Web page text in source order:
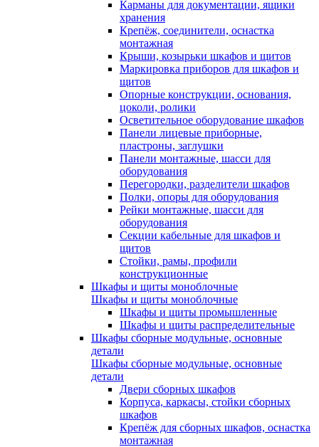
Карманы для документации, ящики
хранения
Крепёж, соединители, оснастка
монтажная
Крыши, козырьки шкафов и щитов
Маркировка приборов для шкафов и
щитов
Опорные конструкции, основания,
цоколи, ролики
Осветительное оборудование шкафов
Панели лицевые приборные,
пластроны, заглушки
Панели монтажные, шасси для
оборудования
Перегородки, разделители шкафов
Полки, опоры для оборудования
Рейки монтажные, шасси для
оборудования
Секции кабельные для шкафов и
щитов
Стойки, рамы, профили
конструкционные
Шкафы и щиты моноблочные
Шкафы и щиты моноблочные
Шкафы и щиты промышленные
Шкафы и щиты распределительные
Шкафы сборные модульные, основные
детали
Шкафы сборные модульные, основные
детали
Двери сборных шкафов
Корпуса, каркасы, стойки сборных
шкафов
Крепёж для сборных шкафов, оснастка
монтажная